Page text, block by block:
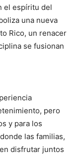
el espíritu del
una nueva
Rico, un renacer
se fusionan
pero
y para los
las familias,
disfrutar juntos